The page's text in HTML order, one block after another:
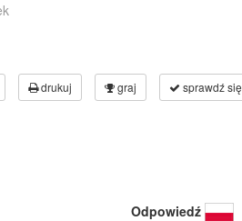
drukuj graj sprawdź się
Odpowiedź